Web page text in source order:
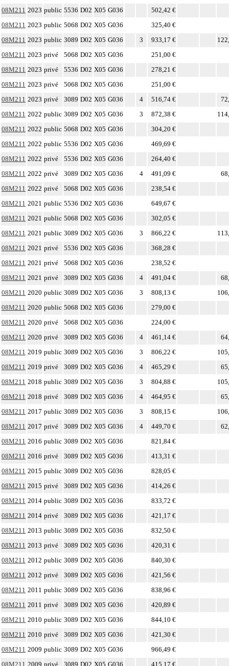
08M211 2023 public 5536 D02 X05 G036
502,42 €
08M211 2023 public 5068 D02 X05 G036
325,40 €
08M211 2023 public 3089 D02 X05 G036 3 933,17 €
08M211 2023 privé 5068 D02 X05 G036
251,00 €
08M211 2023 privé 5536 D02 X05 G036
278,21 €
08M211 2023 privé 5068 D02 X05 G036
251,00 €
08M211 2023 privé 3089 D02 X05 G036 4 516,74 €
08M211 2022 public 3089 D02 X05 G036 3 872,38 €
08M211 2022 public 5068 D02 X05 G036
304,20 €
08M211 2022 public 5536 D02 X05 G036
469,69 €
08M211 2022 privé 5536 D02 X05 G036
264,40 €
08M211 2022 privé 3089 D02 X05 G036 4 491,09 €
08M211 2022 privé 5068 D02 X05 G036
238,54 €
08M211 2021 public 5536 D02 X05 G036
649,67 €
08M211 2021 public 5068 D02 X05 G036
302,05 €
08M211 2021 public 3089 D02 X05 G036 3 866,22 €
08M211 2021 privé 5536 D02 X05 G036
368,28 €
08M211 2021 privé 5068 D02 X05 G036
238,52 €
08M211 2021 privé 3089 D02 X05 G036 4 491,04 €
08M211 2020 public 3089 D02 X05 G036 3 808,13 €
08M211 2020 public 5068 D02 X05 G036
279,00 €
08M211 2020 privé 5068 D02 X05 G036
224,00 €
08M211 2020 privé 3089 D02 X05 G036 4 461,14 €
08M211 2019 public 3089 D02 X05 G036 3 806,22 €
08M211 2019 privé 3089 D02 X05 G036 4 465,29 €
08M211 2018 public 3089 D02 X05 G036 3 804,88 €
08M211 2018 privé 3089 D02 X05 G036 4 464,95 €
08M211 2017 public 3089 D02 X05 G036 3 808,15 €
08M211 2017 privé 3089 D02 X05 G036 4 449,70 €
08M211 2016 public 3089 D02 X05 G036
821,84 €
08M211 2016 privé 3089 D02 X05 G036
413,31 €
08M211 2015 public 3089 D02 X05 G036
828,05 €
08M211 2015 privé 3089 D02 X05 G036
414,26 €
08M211 2014 public 3089 D02 X05 G036
833,72 €
08M211 2014 privé 3089 D02 X05 G036
421,17 €
08M211 2013 public 3089 D02 X05 G036
832,50 €
08M211 2013 privé 3089 D02 X05 G036
420,31 €
08M211 2012 public 3089 D02 X05 G036
840,30 €
08M211 2012 privé 3089 D02 X05 G036
421,56 €
08M211 2011 public 3089 D02 X05 G036
838,96 €
08M211 2011 privé 3089 D02 X05 G036
420,89 €
08M211 2010 public 3089 D02 X05 G036
844,10 €
08M211 2010 privé 3089 D02 X05 G036
421,30 €
08M211 2009 public 3089 D02 X05 G036
966,49 €
08M211 2009 privé 3089 D02 X05 G036 415,17 €